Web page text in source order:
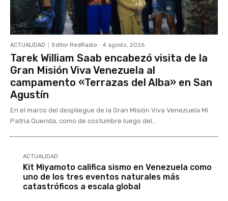
ACTUALIDAD Editor RedRadio - 4 agosto, 2026
Tarek William Saab encabezó visita de la
Gran Misión Viva Venezuela al
campamento «Terrazas del Alba» en San
Agustín
En el marco del despliegue de la Gran Misión Viva Venezuela Mi
Patria Querida, como de costumbre luego del...
ACTUALIDAD
Kit Miyamoto califica sismo en Venezuela como
uno de los tres eventos naturales más
catastróficos a escala global